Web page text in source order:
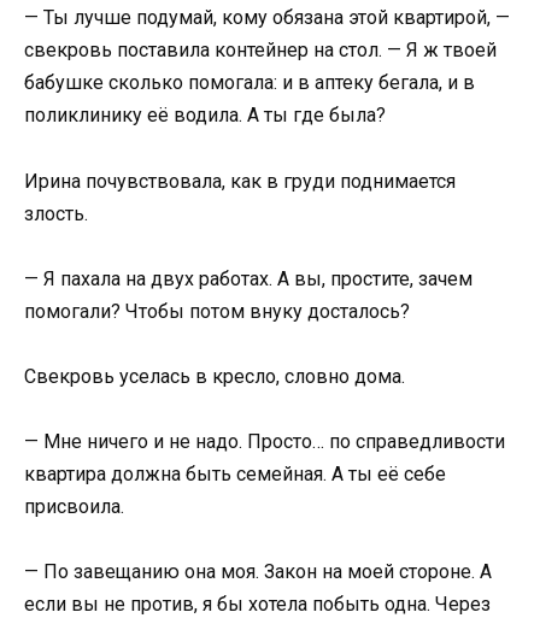
— Ты лучше подумай, кому обязана этой квартирой, —
свекровь поставила контейнер на стол. — Я ж твоей
бабушке сколько помогала: и в аптеку бегала, и в
поликлинику её водила. А ты где была?
Ирина почувствовала, как в груди поднимается
злость.
— Я пахала на двух работах. А вы, простите, зачем
помогали? Чтобы потом внуку досталось?
Свекровь уселась в кресло, словно дома.
— Мне ничего и не надо. Просто… по справедливости
квартира должна быть семейная. А ты её себе
присвоила.
— По завещанию она моя. Закон на моей стороне. А
если вы не против, я бы хотела побыть одна. Через